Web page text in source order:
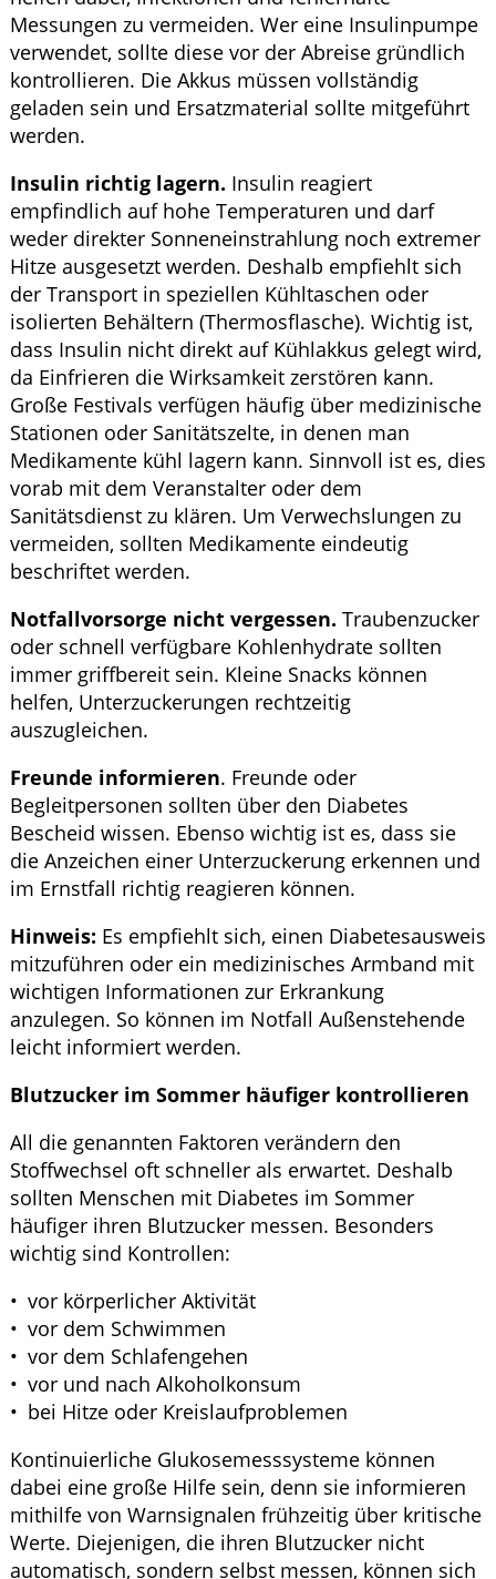
Messungen zu vermeiden. Wer eine Insulinpumpe
verwendet, sollte diese vor der Abreise gründlich
kontrollieren. Die Akkus müssen vollständig
geladen sein und Ersatzmaterial sollte mitgeführt
werden.
Insulin richtig lagern. Insulin reagiert
empfindlich auf hohe Temperaturen und darf
weder direkter Sonneneinstrahlung noch extremer
Hitze ausgesetzt werden. Deshalb empfiehlt sich
der Transport in speziellen Kühltaschen oder
isolierten Behältern (Thermosflasche). Wichtig ist,
dass Insulin nicht direkt auf Kühlakkus gelegt wird,
da Einfrieren die Wirksamkeit zerstören kann.
Große Festivals verfügen häufig über medizinische
Stationen oder Sanitätszelte, in denen man
Medikamente kühl lagern kann. Sinnvoll ist es, dies
vorab mit dem Veranstalter oder dem
Sanitätsdienst zu klären. Um Verwechslungen zu
vermeiden, sollten Medikamente eindeutig
beschriftet werden.
Notfallvorsorge nicht vergessen. Traubenzucker
oder schnell verfügbare Kohlenhydrate sollten
immer griffbereit sein. Kleine Snacks können
helfen, Unterzuckerungen rechtzeitig
auszugleichen.
Freunde informieren. Freunde oder
Begleitpersonen sollten über den Diabetes
Bescheid wissen. Ebenso wichtig ist es, dass sie
die Anzeichen einer Unterzuckerung erkennen und
im Ernstfall richtig reagieren können.
Hinweis: Es empfiehlt sich, einen Diabetesausweis
mitzuführen oder ein medizinisches Armband mit
wichtigen Informationen zur Erkrankung
anzulegen. So können im Notfall Außenstehende
leicht informiert werden.
Blutzucker im Sommer häufiger kontrollieren
All die genannten Faktoren verändern den
Stoffwechsel oft schneller als erwartet. Deshalb
sollten Menschen mit Diabetes im Sommer
häufiger ihren Blutzucker messen. Besonders
wichtig sind Kontrollen:
vor körperlicher Aktivität
vor dem Schwimmen
vor dem Schlafengehen
vor und nach Alkoholkonsum
bei Hitze oder Kreislaufproblemen
Kontinuierliche Glukosemesssysteme können
dabei eine große Hilfe sein, denn sie informieren
mithilfe von Warnsignalen frühzeitig über kritische
Werte. Diejenigen, die ihren Blutzucker nicht
automatisch, sondern selbst messen, können sich